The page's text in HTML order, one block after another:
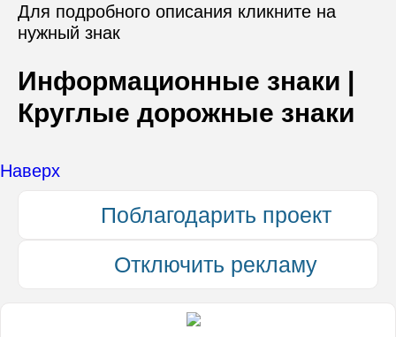
Для подробного описания кликните на
нужный знак
Информационные знаки |
Круглые дорожные знаки
Наверх
Поблагодарить проект
Отключить рекламу